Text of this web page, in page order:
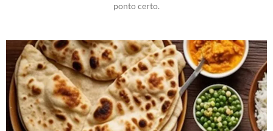
ponto certo.